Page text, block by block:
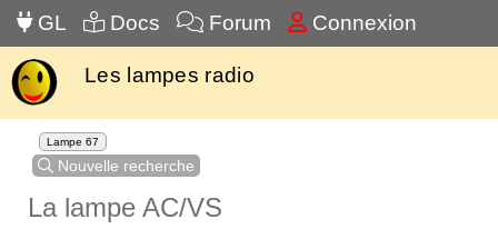
GL Docs Forum Connexion
Les lampes radio
Lampe 67
Nouvelle recherche
La lampe AC/VS